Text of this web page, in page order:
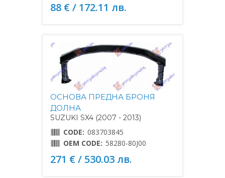
88 € / 172.11 лв.
ОСНОВА ПРЕДНА БРОНЯ
ДОЛНА
SUZUKI SX4 (2007 - 2013)
CODE: 083703845
OEM CODE: 58280-80J00
271 € / 530.03 лв.